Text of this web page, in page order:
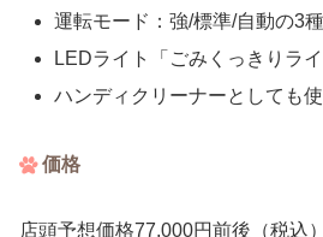
運転モード：強/標準/自動の3
LEDライト「ごみくっきりラ
ハンディクリーナーとしても
価格
店頭予想価格77,000円前後（税込）